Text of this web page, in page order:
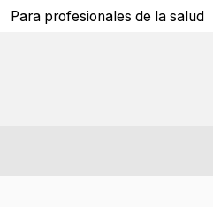
Para profesionales de la salud